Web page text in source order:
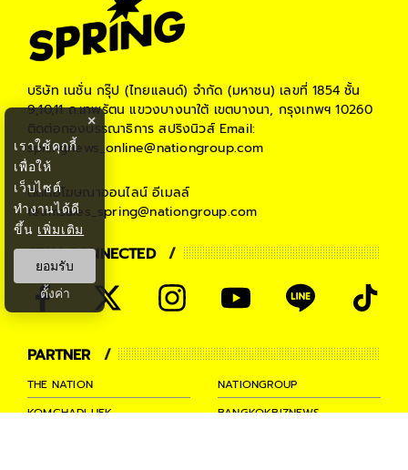
บริษัท เนชั่น กรุ๊ป (ไทยแลนด์) จำกัด (มหาชน) เลขที่ 1854 ชั้น
9,10,11 ถ.เทพรัตน แขวงบางนาใต้ เขตบางนา, กรุงเทพฯ 10260
ติดต่อกองบรรณาธิการ สปริงนิวส์Email:
springnews_online@nationgroup.com
ติดต่อโฆษณาออนไลน์ อีเมลล์
teamsales_spring@nationgroup.com
STAY CONNECTED
PARTNER
THE NATION
NATIONGROUP
KOMCHADLUEK
BANGKOKBIZNEWS
×
เราใช้คุกกี้
เพื่อให้
เว็บไซต์
ทำงานได้ดี
ขึ้น เพิ่มเติม
ยอมรับ
ตั้งค่า